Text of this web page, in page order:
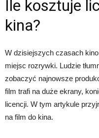
Ile kosztuje
kina?
W dzisiejszych czasach
miejsc rozrywki. Ludzie
zobaczyć najnowsze
film trafi na duże ekrany,
licencji. W tym artykule
na film do kina.